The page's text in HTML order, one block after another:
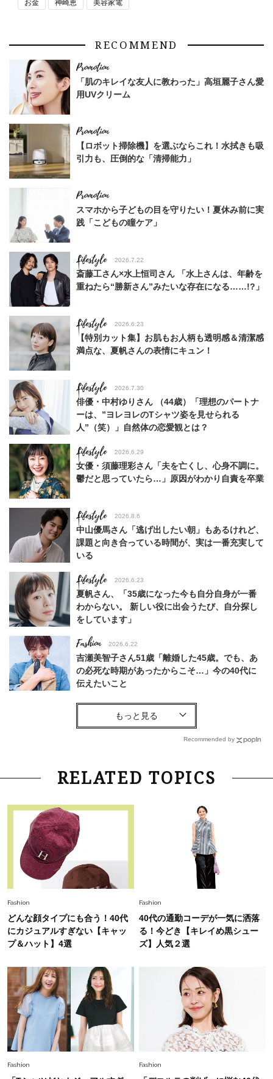
お金 神崎恵 美容家電
RECOMMEND
「肌のキレイな友人に教わった」高垣麗子さん愛
用UVクリーム
【ロボット掃除機】を選ぶならこれ！水拭きも吸
引力も、圧倒的な「清掃能力」
スマホから子どもの目を守りたい！夏休み前に実
践「こどもの瞳ケア」
Lifestyle 2026.7.22
斎藤工さん×水上恒司さん 「水上さんは、年齢を
重ねたら“勝新さん”みたいな存在になる……!?」
Lifestyle 2026.6.23
【特別カット集】お肌もお人柄も透明感＆清潔感
満点な、夏帆さんの表情にキュン！
Lifestyle 2026.7.30
俳優・中村ゆりさん （44歳）「理想のパートナ
ーは、”ヨレヨレのTシャツ姿を見せられる
人”（笑）」自然体の恋愛観とは？
Lifestyle 2026.6.29
女優・須藤理彩さん「夫を亡くし、心身不調に。
鬱だと思っていたら…」原因がわかり自責を卒業
Lifestyle 2026.8.6
中山優馬さん「逃げ出したい朝」もあるけれど、
課題と向き合っている時間が、実は一番充実して
いる
Lifestyle 2026.6.23
夏帆さん、「35歳になった今も自分自身が一番
わからない。 新しい役に出会うたび、自分探し
をしています」
Fashion 2026.6.22
吉瀬美智子さん51歳「離婚した45歳。でも、あ
の必死な時期があったからこそ…」今の40代に
伝えたいこと
Fashion
【40代コンサバ派】白Tシャツは「パール×ゴー
Lifestyle 2026.7.29
「お若いですね」は褒め言葉？“若い＝美しい”と
ーレス連載22】
Lifestyle
「人間、役に立たなきゃ生きてちゃいかんか？」
上野千鶴子先生が問い直す“理想の老後”の呪縛
【ジェンダー連載23】
2026.8.6
26年夏の【開運アクション】は”ひと拭き”習
慣！「金運アップ→トイレ、じゃあ底上げ運
Fashion
中村ゆりさん「40代になり、やっと“仕事以外の
幸福感”に目が向いた」ライフスタイルも、服も
Fashion 2026.7.16
白黒でもこんなに華やぐ！40代、夏の「甘めト
ップス×パンツ」コーデ〈3選〉
Recommended by
RELATED TOPICS
Fashion
どんな顔タイプにも合う！40代
にカジュアルすぎない【キャッ
プ＆ハット】4選
Fashion
40代の通勤コーデが一気に洒落
る！今どき【キレイめ黒シュー
ズ】人気２選
Fashion Fashion